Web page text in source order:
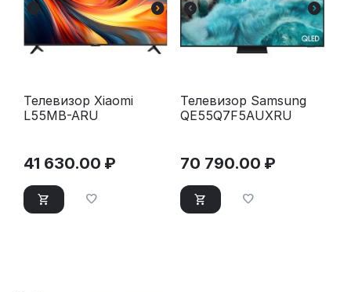
Телевизор Xiaomi
L55MB-ARU
41 630.00 ₽
Телевизор Samsung
QE55Q7F5AUXRU
70 790.00 ₽